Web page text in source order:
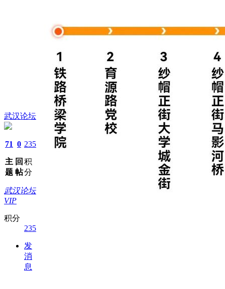
武汉论坛
71
主
题
0
回
帖
235
积
分
武汉论坛
VIP
积分
235
发
消
息